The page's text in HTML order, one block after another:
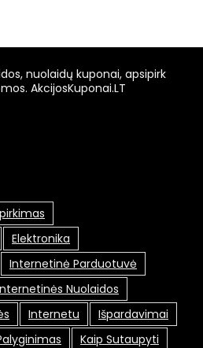
nuolaidų kuponai, apsipirk
AkcijosKuponai.LT
Elektronika
Internetinė Parduotuvė
Nuolaidos
Internetu
Išpardavimai
Kaip Sutaupyti